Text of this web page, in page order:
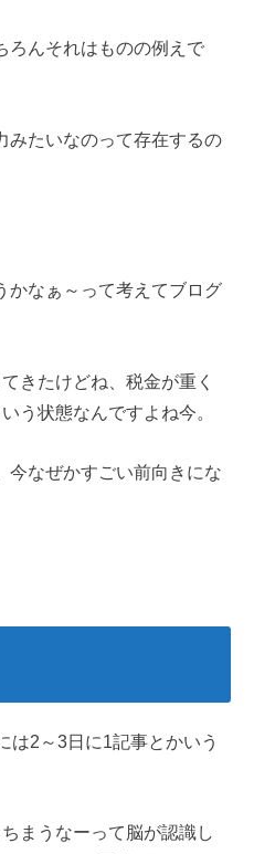
ろんそれはものの例えで
みたいなのって存在するの
かなぁ～って考えてブログ
きたけどね、税金が重く
う状態なんですよね今。
今なぜかすごい前向きにな
は2～3日に1記事とかいう
まうなーって脳が認識し